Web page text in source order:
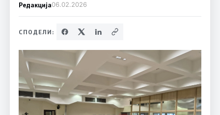
Редакција06.02.2026
СПОДЕЛИ: